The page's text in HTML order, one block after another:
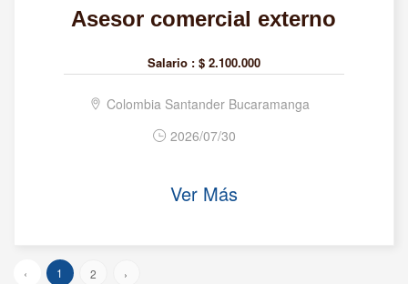
Asesor comercial externo
Salario : $ 2.100.000
Colombia Santander Bucaramanga
2026/07/30
Ver Más
‹ 1 2 ›